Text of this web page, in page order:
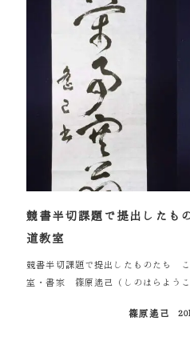
競書半切課題で提出したも
道教室
競書半切課題で提出したものたち
室・書家 篠原遙己（しのはらよ
篠原遙己